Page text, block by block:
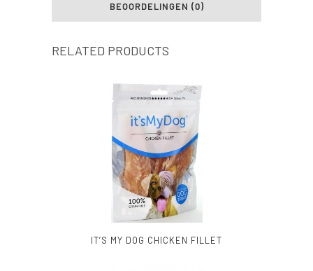
BEOORDELINGEN (0)
RELATED PRODUCTS
IT’S MY DOG CHICKEN FILLET